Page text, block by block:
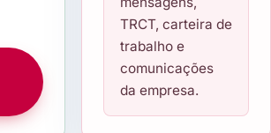
TRCT, carteira de
trabalho e
comunicações
da empresa.